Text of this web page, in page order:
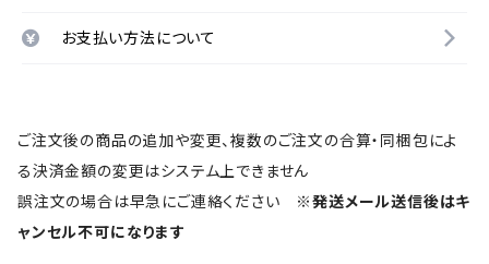
お支払い方法について
ご注文後の商品の追加や変更、複数のご注文の合算・同梱包によ
る決済金額の変更はシステム上できません
誤注文の場合は早急にご連絡ください ※発送メール送信後はキ
ャンセル不可になります